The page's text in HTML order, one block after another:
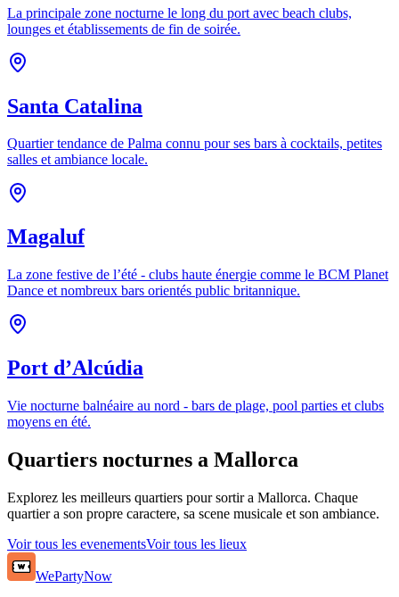
La principale zone nocturne le long du port avec beach clubs,
lounges et établissements de fin de soirée.
Santa Catalina
Quartier tendance de Palma connu pour ses bars à cocktails, petites
salles et ambiance locale.
Magaluf
La zone festive de l’été - clubs haute énergie comme le BCM Planet
Dance et nombreux bars orientés public britannique.
Port d’Alcúdia
Vie nocturne balnéaire au nord - bars de plage, pool parties et clubs
moyens en été.
Quartiers nocturnes a Mallorca
Explorez les meilleurs quartiers pour sortir a Mallorca. Chaque
quartier a son propre caractere, sa scene musicale et son ambiance.
Voir tous les evenementsVoir tous les lieux
WePartyNow